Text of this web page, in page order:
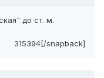
до ст. м.
315394[/snapback]